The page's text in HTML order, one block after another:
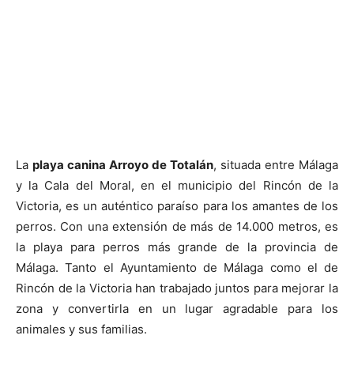
La playa canina Arroyo de Totalán, situada entre Málaga
y la Cala del Moral, en el municipio del Rincón de la
Victoria, es un auténtico paraíso para los amantes de los
perros. Con una extensión de más de 14.000 metros, es
la playa para perros más grande de la provincia de
Málaga. Tanto el Ayuntamiento de Málaga como el de
Rincón de la Victoria han trabajado juntos para mejorar la
zona y convertirla en un lugar agradable para los
animales y sus familias.